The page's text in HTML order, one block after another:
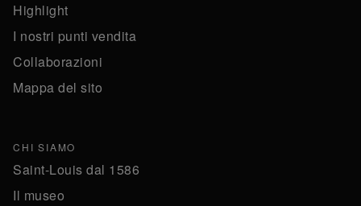
Highlight
I nostri punti vendita
Collaborazioni
Mappa del sito
CHI SIAMO
Saint-Louis dal 1586
Il museo